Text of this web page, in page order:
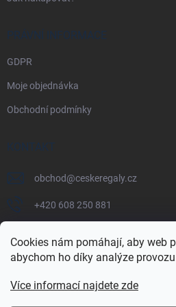
Cookies nám pomáhají, aby web
abychom ho díky analýze
Více informací najdete zde
PRÁVNÍ INFORMACE
GDPR
Moje objednávka
Obchodní podmínky
KONTAKT
obchod@ceskeregaly.cz
+420 608 250 881